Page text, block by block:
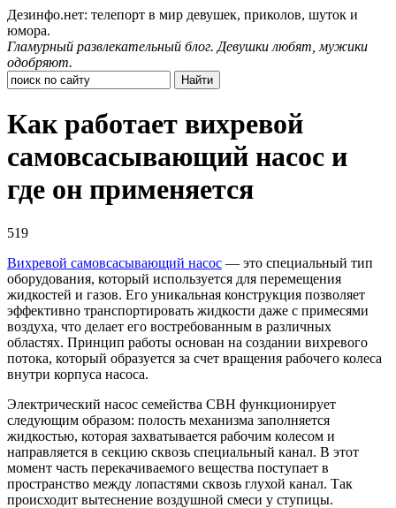
Дезинфо.нет: телепорт в мир девушек, приколов, шуток и
юмора.
Гламурный развлекательный блог. Девушки любят, мужики
одобряют.
Как работает вихревой
самовсасывающий насос и
где он применяется
519
Вихревой самовсасывающий насос — это специальный тип
оборудования, который используется для перемещения
жидкостей и газов. Его уникальная конструкция позволяет
эффективно транспортировать жидкости даже с примесями
воздуха, что делает его востребованным в различных
областях. Принцип работы основан на создании вихревого
потока, который образуется за счет вращения рабочего колеса
внутри корпуса насоса.
Электрический насос семейства СВН функционирует
следующим образом: полость механизма заполняется
жидкостью, которая захватывается рабочим колесом и
направляется в секцию сквозь специальный канал. В этот
момент часть перекачиваемого вещества поступает в
пространство между лопастями сквозь глухой канал. Так
происходит вытеснение воздушной смеси у ступицы.